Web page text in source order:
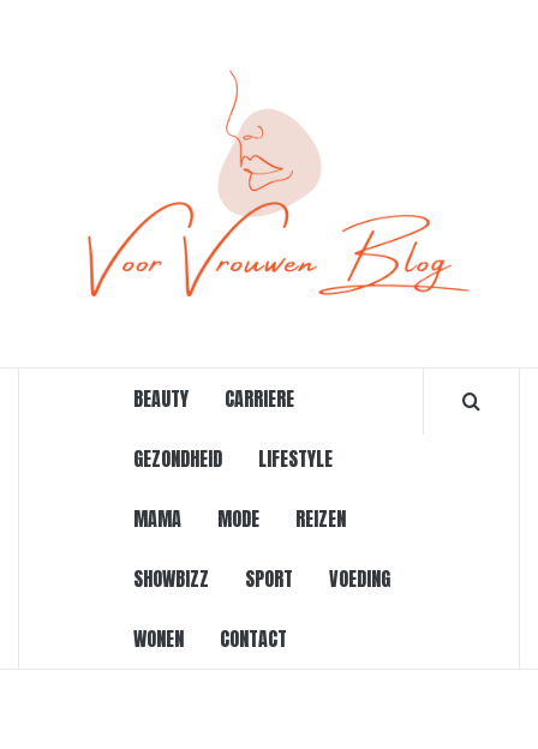
BEAUTY CARRIERE
GEZONDHEID LIFESTYLE
MAMA MODE REIZEN
SHOWBIZZ SPORT VOEDING
WONEN CONTACT